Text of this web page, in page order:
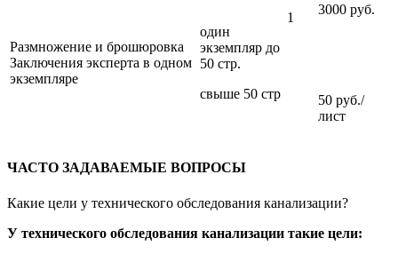
Размножение и брошюровка
Заключения эксперта в одном
экземпляре
один
экземпляр до
50 стр.
свыше 50 стр
1
3000 руб.
50 руб./
лист
ЧАСТО ЗАДАВАЕМЫЕ ВОПРОСЫ
Какие цели у технического обследования канализации?
У технического обследования канализации такие цели: